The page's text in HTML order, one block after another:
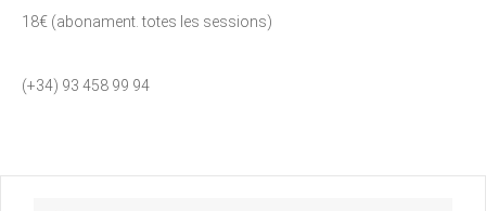
18€ (abonament. totes les sessions)
(+34) 93 458 99 94